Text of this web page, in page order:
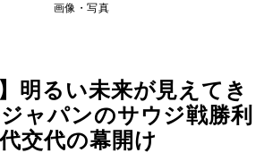
画像・写真
明るい未来が見えてき
ャパンのサウジ戦勝利
交代の幕開け